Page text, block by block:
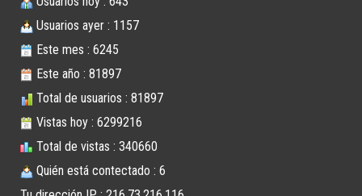
Usuarios ayer : 1157
Este mes : 6245
Este año : 81897
Total de usuarios : 81897
Vistas hoy : 6299216
Total de vistas : 340660
Quién está contectado : 6